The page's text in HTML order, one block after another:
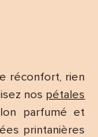
réconfort, rien
nos pétales
parfumé et
printanières